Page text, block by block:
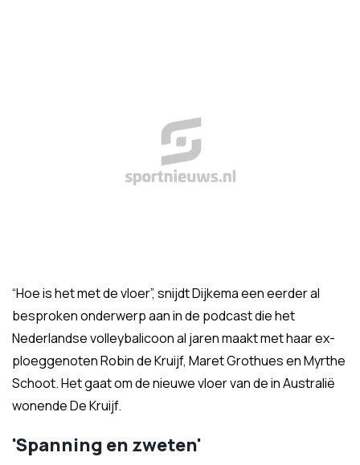
“Hoe is het met de vloer”, snijdt Dijkema een eerder al
besproken onderwerp aan in de podcast die het
Nederlandse volleybalicoon al jaren maakt met haar ex-
ploeggenoten Robin de Kruijf, Maret Grothues en Myrthe
Schoot. Het gaat om de nieuwe vloer van de in Australië
wonende De Kruijf.
'Spanning en zweten'